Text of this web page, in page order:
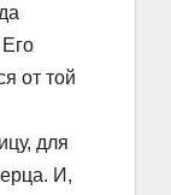
от той
для
И,